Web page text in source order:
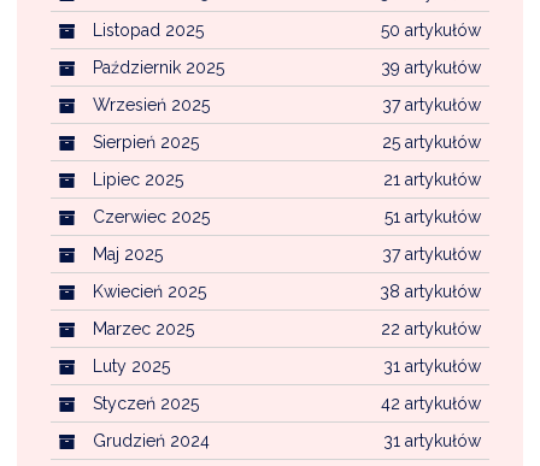
50 artykułów
Listopad 2025
39 artykułów
Październik 2025
37 artykułów
Wrzesień 2025
25 artykułów
Sierpień 2025
21 artykułów
Lipiec 2025
51 artykułów
Czerwiec 2025
37 artykułów
Maj 2025
38 artykułów
Kwiecień 2025
22 artykułów
Marzec 2025
31 artykułów
Luty 2025
42 artykułów
Styczeń 2025
31 artykułów
Grudzień 2024